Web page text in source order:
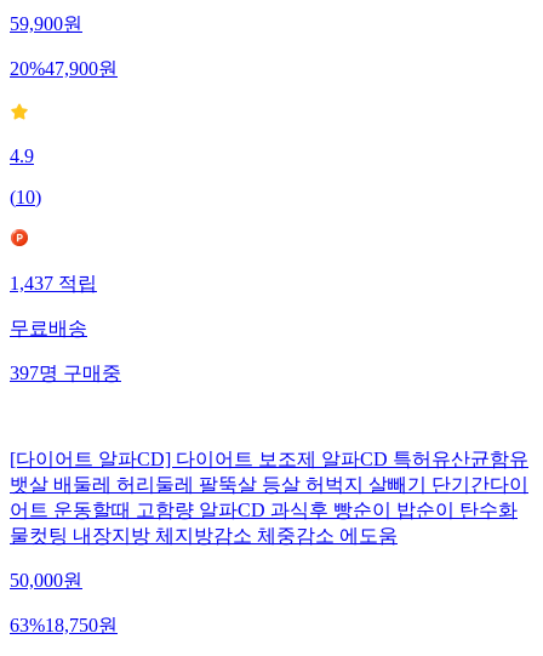
59,900원
20%47,900원
4.9
(10)
1,437 적립
무료배송
397명 구매중
[다이어트 알파CD] 다이어트 보조제 알파CD 특허유산균함유
뱃살 배둘레 허리둘레 팔뚝살 등살 허벅지 살빼기 단기간다이
어트 운동할때 고함량 알파CD 과식후 빵순이 밥순이 탄수화
물컷팅 내장지방 체지방감소 체중감소 에도움
50,000원
63%18,750원